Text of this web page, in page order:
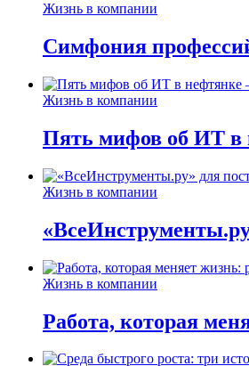
Жизнь в компании
Симфония
Жизнь в компании
Пять мифов об ИТ в
Жизнь в компании
Жизнь в компании
Работа, которая